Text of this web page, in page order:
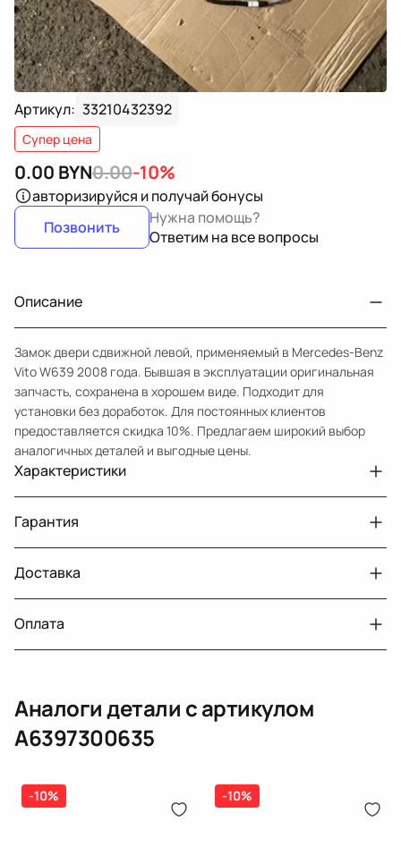
Артикул: 33210432392
Супер цена
0.00 BYN0.00-10%
авторизируйся и получай бонусы
Позвонить
Нужна помощь?
Ответим на все вопросы
Описание
Замок двери сдвижной левой, применяемый в Mercedes-Benz
Vito W639 2008 года. Бывшая в эксплуатации оригинальная
запчасть, сохранена в хорошем виде. Подходит для
установки без доработок. Для постоянных клиентов
предоставляется скидка 10%. Предлагаем широкий выбор
аналогичных деталей и выгодные цены.
Характеристики
Авто
MercedesBenz Vito W639
Год
2008
Тег
Мерседес Бенс Вито
Гарантия
Двигатели с навесным или без навесного
оборудования
30 дней
Датчик давления топлива, насос
топлива, ТНВД (бензин, дизель), форсунка
бензиновая (дизельная) механическая
(электрическая), инжектор
дозатор-распределитель топлива
14 дней
Доставка
Оплата
Оплата онлайн
Карта рассрочки онлайн
Аналоги детали с артикулом
A6397300635
-10% -10%